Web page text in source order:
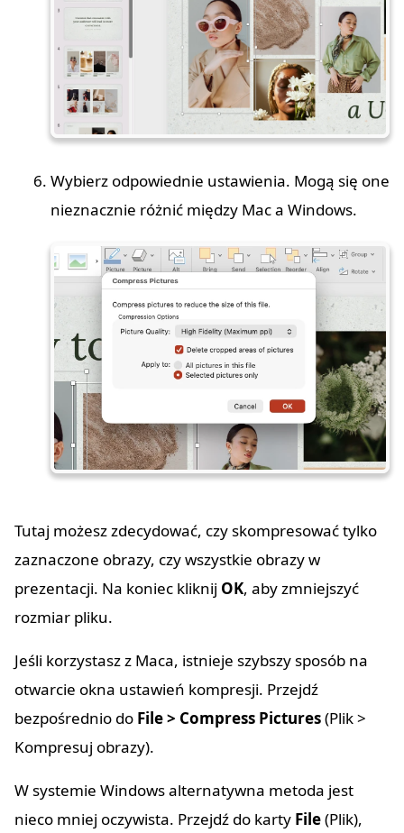
Wybierz odpowiednie ustawienia. Mogą się one
nieznacznie różnić między Mac a Windows.
Tutaj możesz zdecydować, czy skompresować tylko
zaznaczone obrazy, czy wszystkie obrazy w
prezentacji. Na koniec kliknij OK, aby zmniejszyć
rozmiar pliku.
Jeśli korzystasz z Maca, istnieje szybszy sposób na
otwarcie okna ustawień kompresji. Przejdź
bezpośrednio do File > Compress Pictures(Plik >
Kompresuj obrazy).
W systemie Windows alternatywna metoda jest
nieco mniej oczywista. Przejdź do karty File(Plik),